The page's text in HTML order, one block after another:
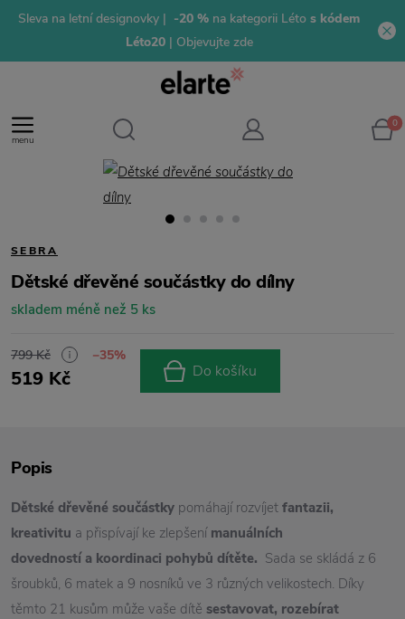
Sleva na letní designovky | -20 % na kategorii Léto s kódem
Léto20 | Objevujte zde
menu
0
SEBRA
Dětské dřevěné součástky do dílny
skladem méně než 5 ks
799 Kč −35%
519 Kč Do košíku
Popis
Dětské dřevěné součástky pomáhají rozvíjet fantazii,
kreativitu a přispívají ke zlepšení manuálních
dovedností a koordinaci pohybů dítěte. Sada se skládá z 6
šroubků, 6 matek a 9 nosníků ve 3 různých velikostech. Díky
těmto 21 kusům může vaše dítě sestavovat, rozebírat